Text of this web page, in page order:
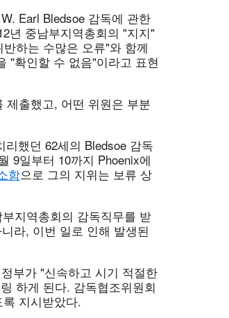
Earl Bledsoe 감독에 관한
년 중남부지역총회의 "지지"
하는 수많은 오류"와 함께
"확인할 수 없음"이라고 표현
제출했고, 어떤 위원은 부분
했던 62세의 Bledsoe 감독
9일부터 10까지 Phoenix에
함으로 그의 지위는 보류 상
지역총회의 감독직무를 받
라, 이번 일로 인해 발생된
부가 "신속하고 시기 적절한
하게 된다. 감독협조위원회
지시받았다.